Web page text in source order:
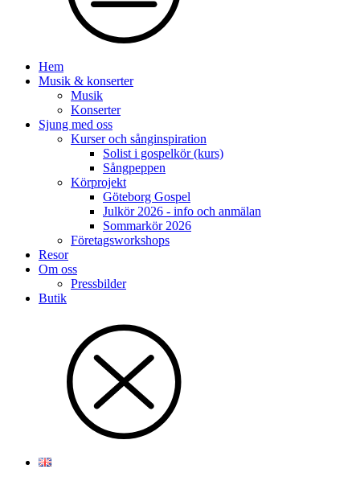
Hem
Musik & konserter
Musik
Konserter
Sjung med oss
Kurser och sånginspiration
Solist i gospelkör (kurs)
Sångpeppen
Körprojekt
Göteborg Gospel
Julkör 2026 - info och anmälan
Sommarkör 2026
Företagsworkshops
Resor
Om oss
Pressbilder
Butik